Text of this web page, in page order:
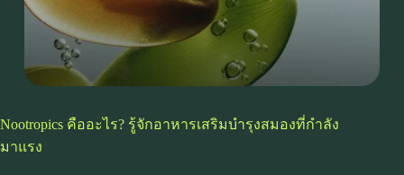
Nootropics คืออะไร? รู้จักอาหารเสริมบำรุงสมองที่กำลัง
มาแรง